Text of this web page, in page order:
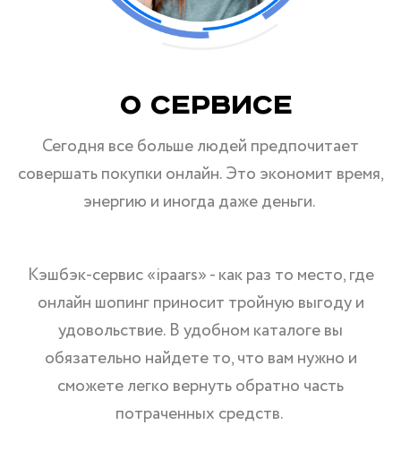
О Сервисе
Сегодня все больше людей предпочитает
совершать покупки онлайн. Это экономит время,
энергию и иногда даже деньги.
Кэшбэк-сервис «ipaars» - как раз то место, где
онлайн шопинг приносит тройную выгоду и
удовольствие. В удобном каталоге вы
обязательно найдете то, что вам нужно и
сможете легко вернуть обратно часть
потраченных средств.